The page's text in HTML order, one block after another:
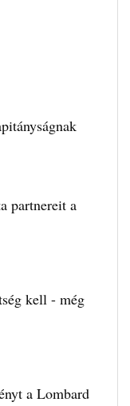
partnereit a
kell - még
a Lombard